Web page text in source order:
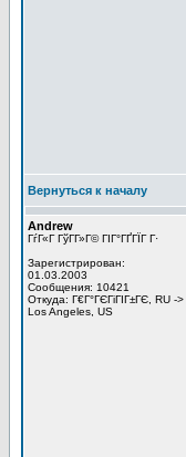
Вернуться к началу
Andrew
ГѓГ«Г ГўГ­Г»Г© ГІГ°ГҐГЇГ Г·
Зарегистрирован:
01.03.2003
Сообщения: 10421
Откуда: Г€Г°ГЄГіГІГ±ГЄ, RU ->
Los Angeles, US